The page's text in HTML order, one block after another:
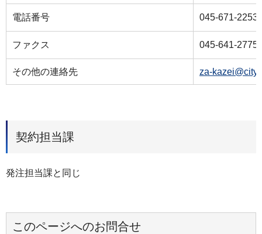
電話番号 045-671-2253
ファクス 045-641-2775
その他の連絡先 za-
契約担当課
発注担当課と同じ
このページへのお問合せ